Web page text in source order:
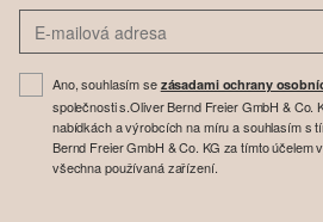
Ano, souhlasím se zásadami ochrany
společnosti s.Oliver Bernd Freier GmbH & Co.
nabídkách a výrobcích na míru a souhlasím s
Bernd Freier GmbH & Co. KG za tímto účelem
všechna používaná zařízení.